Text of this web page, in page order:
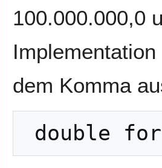
100.000.000,0
dem Komma